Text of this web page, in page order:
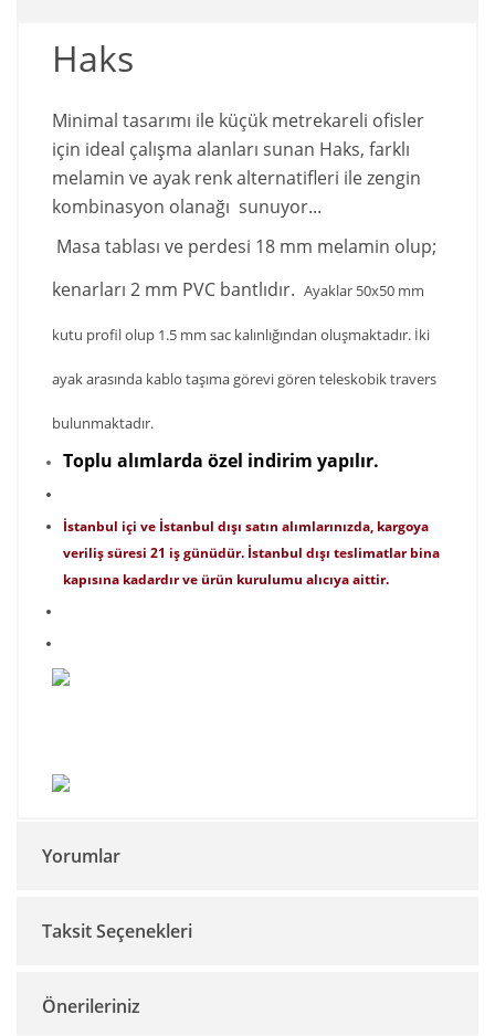
Haks
Minimal tasarımı ile küçük metrekareli ofisler
için ideal çalışma alanları sunan Haks, farklı
melamin ve ayak renk alternatifleri ile zengin
kombinasyon olanağı sunuyor...
Masa tablası ve perdesi 18 mm melamin olup;
kenarları 2 mm PVC bantlıdır. Ayaklar 50x50 mm
kutu profil olup 1.5 mm sac kalınlığından oluşmaktadır. İki
ayak arasında kablo taşıma görevi gören teleskobik travers
bulunmaktadır.
Toplu alımlarda özel indirim yapılır.
İstanbul içi ve İstanbul dışı satın alımlarınızda, kargoya
veriliş süresi 21 iş günüdür. İstanbul dışı teslimatlar bina
kapısına kadardır ve ürün kurulumu alıcıya aittir.
Yorumlar
Bu ürüne ilk yorumu siz yapın!
Taksit Seçenekleri
Önerileriniz